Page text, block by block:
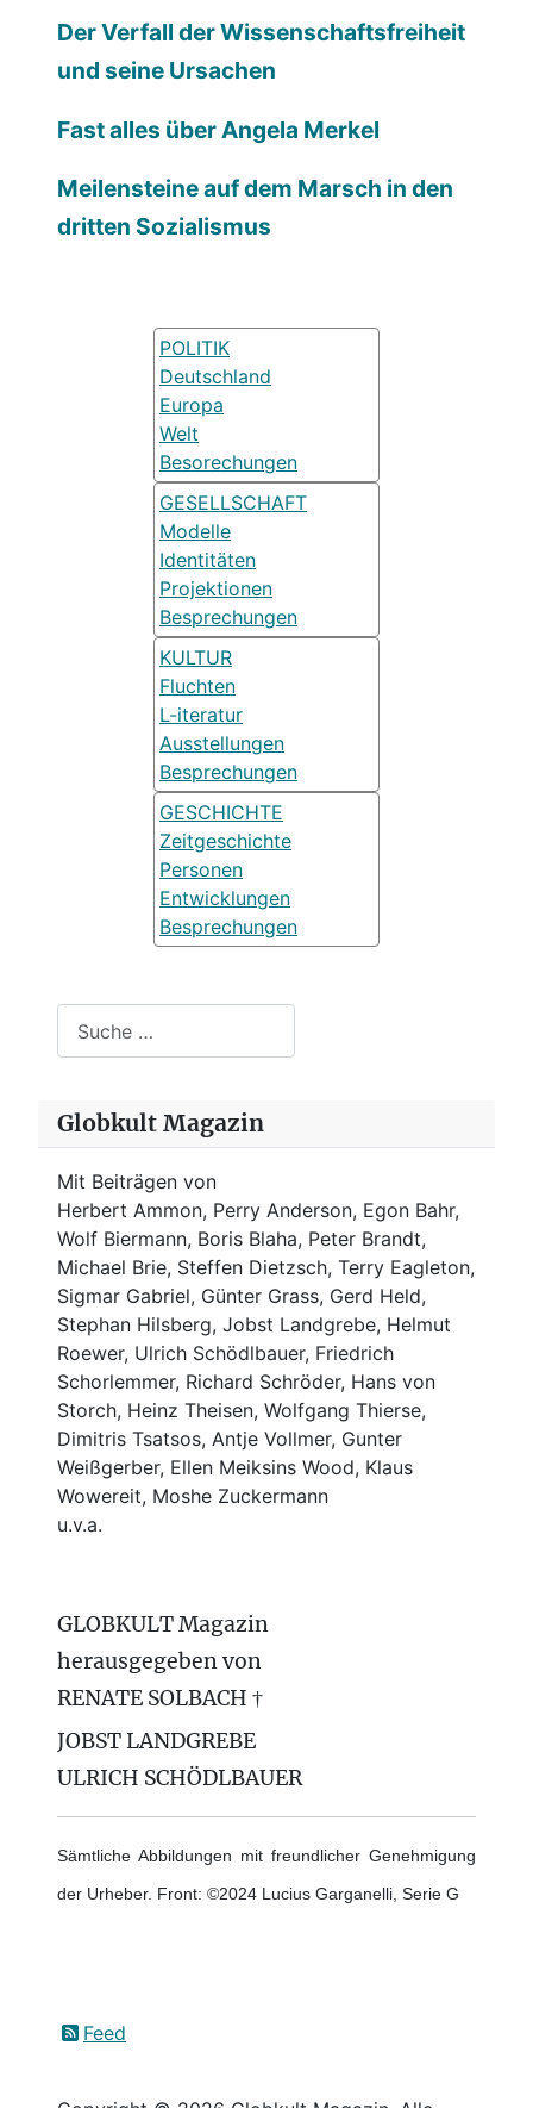
Der Verfall der Wissenschaftsfreiheit
und seine Ursachen
Fast alles über Angela Merkel
Meilensteine auf dem Marsch in den
dritten Sozialismus
POLITIK
Deutschland
Europa
Welt
Besorechungen
GESELLSCHAFT
Modelle
Identitäten
Projektionen
Besprechungen
KULTUR
Fluchten
L-iteratur
Ausstellungen
Besprechungen
GESCHICHTE
Zeitgeschichte
Personen
Entwicklungen
Besprechungen
Globkult Magazin
Mit Beiträgen von
Herbert Ammon, Perry Anderson, Egon Bahr,
Wolf Biermann, Boris Blaha, Peter Brandt,
Michael Brie, Steffen Dietzsch, Terry Eagleton,
Sigmar Gabriel, Günter Grass, Gerd Held,
Stephan Hilsberg, Jobst Landgrebe, Helmut
Roewer, Ulrich Schödlbauer, Friedrich
Schorlemmer, Richard Schröder, Hans von
Storch, Heinz Theisen, Wolfgang Thierse,
Dimitris Tsatsos, Antje Vollmer, Gunter
Weißgerber, Ellen Meiksins Wood, Klaus
Wowereit, Moshe Zuckermann
u.v.a.
GLOBKULT Magazin
herausgegeben von
RENATE SOLBACH †
JOBST LANDGREBE
ULRICH SCHÖDLBAUER
Sämtliche Abbildungen mit freundlicher Genehmigung
der Urheber. Front: ©2024 Lucius Garganelli, Serie G
Feed